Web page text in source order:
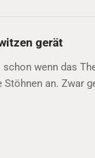
gerät
wenn das
an. Zwar